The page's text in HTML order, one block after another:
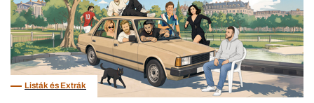
Listák és Extrák